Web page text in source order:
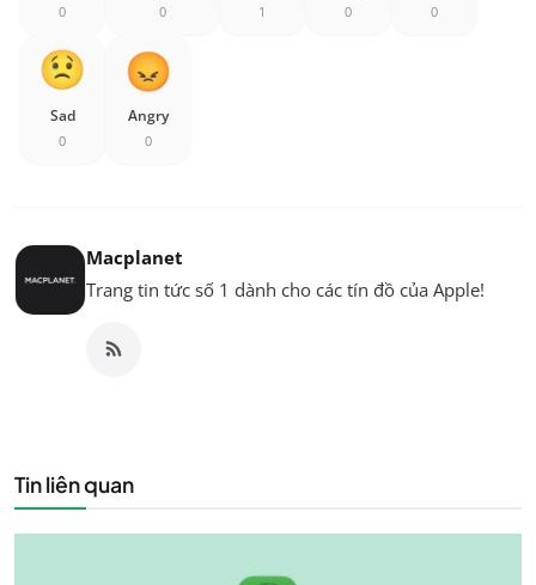
0 0 1 0 0
Sad
0
Angry
0
Macplanet
Trang tin tức số 1 dành cho các tín đồ của Apple!
Tin liên quan